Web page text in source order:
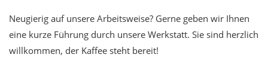
Neugierig auf unsere Arbeitsweise? Gerne geben wir Ihnen
eine kurze Führung durch unsere Werkstatt. Sie sind herzlich
willkommen, der Kaffee steht bereit!